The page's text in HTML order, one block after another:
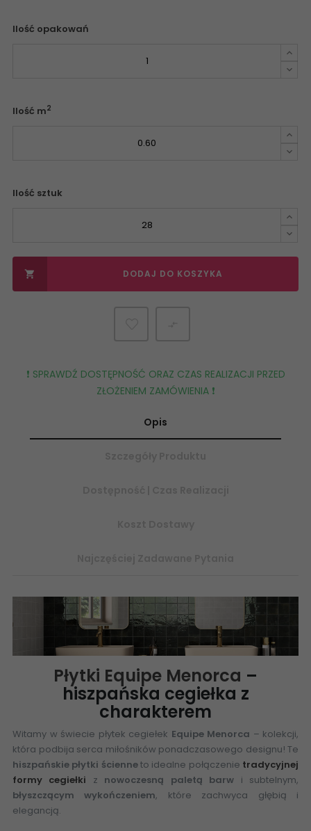
Ilość opakowań
Ilość m2
Ilość sztuk
 DODAJ DO KOSZYKA
❗️ SPRAWDŹ DOSTĘPNOŚĆ ORAZ CZAS REALIZACJI PRZED
ZŁOŻENIEM ZAMÓWIENIA ❗️
Opis
Płytki Equipe Menorca –
hiszpańska cegiełka z
charakterem
Witamy w świecie płytek cegiełek Equipe Menorca – kolekcji,
która podbija serca miłośników ponadczasowego designu! Te
hiszpańskie płytki ścienneto idealne połączenie tradycyjnej
formy cegiełki z nowoczesną paletą barw i subtelnym,
błyszczącym wykończeniem, które zachwyca głębią i
elegancją.